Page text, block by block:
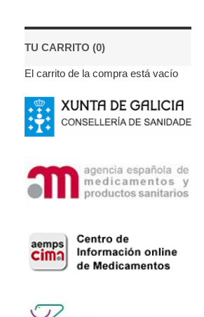
TU CARRITO (0)
El carrito de la compra está vacío